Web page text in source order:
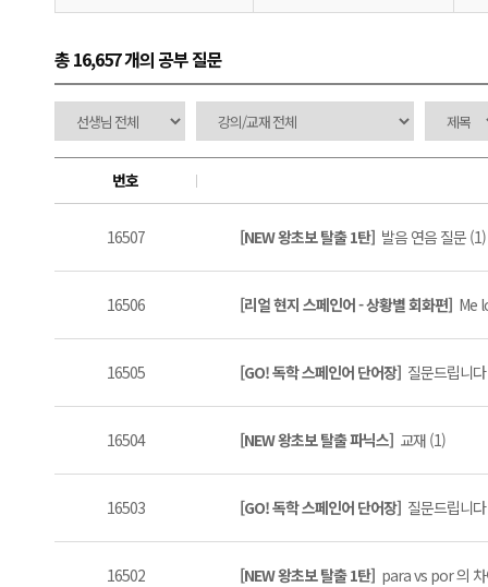
총 16,657 개의 공부 질문
번호
16507 [NEW 왕초보 탈출 1탄] 발음 연음 질문 (1)
16506 [리얼 현지 스페인어 - 상황별 회화편] Me
16505 [GO! 독학 스페인어 단어장] 질문드립니
16504 [NEW 왕초보 탈출 파닉스] 교재 (1)
16503 [GO! 독학 스페인어 단어장] 질문드립니
16502 [NEW 왕초보 탈출 1탄] para vs por 의